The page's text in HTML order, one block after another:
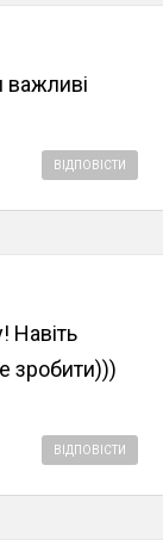
ВІДПОВІСТИ
Навіть
зробити)))
ВІДПОВІСТИ